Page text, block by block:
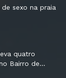
sexo na praia
quatro
Bairro de...